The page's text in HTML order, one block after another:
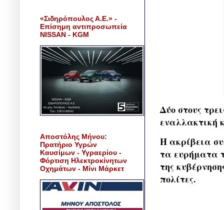
Δύο στους
εναλλακτική
Η ακρίβεια
τα ευρήματα
της
πολίτες.
«Σιδηρόπουλος Α.Ε.» -
Επίσημη αντιπροσωπεία
NISSAN - KGM
Αποστόλης Μήνου:
Πρατήριο Υγρών
Καυσίμων - Υγραερίου -
Φόρτιση Ηλεκτροκίνητων
Οχημάτων - Μίνι Μάρκετ